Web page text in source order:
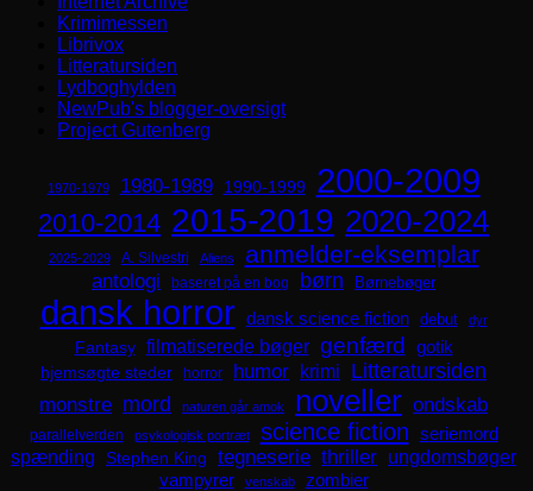
Krimimessen
Librivox
Litteratursiden
Lydboghylden
NewPub's blogger-oversigt
Project Gutenberg
1970-1979 1980-1989 1990-1999 2000-2009
2010-2014 2015-2019 2020-2024
2025-2029 A. Silvestri Aliens anmelder-eksemplar
antologi baseret på en bog børn Børnebøger
dansk horror dansk science fiction debut dyr
Fantasy filmatiserede bøger genfærd
gotik
hjemsøgte steder
horror humor krimi Litteratursiden
monstre mord naturen går amok noveller ondskab
parallelverden psykologisk portræt science fiction seriemord
spænding Stephen King tegneserie thriller ungdomsbøger
vampyrer venskab
zombier